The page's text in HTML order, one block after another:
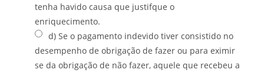
tenha havido causa que justifque o
enriquecimento.
d) Se o pagamento indevido tiver consistido no
desempenho de obrigação de fazer ou para eximir
se da obrigação de não fazer, aquele que recebeu a